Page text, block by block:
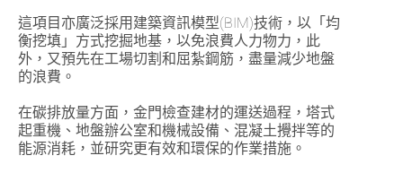
這項目亦廣泛採用建築資訊模型(BIM)技術，以「均
衡挖填」方式挖掘地基，以免浪費人力物力，此
外，又預先在工場切割和屈紮鋼筋，盡量減少地盤
的浪費。
在碳排放量方面，金門檢查建材的運送過程，塔式
起重機、地盤辦公室和機械設備、混凝土攪拌等的
能源消耗，並研究更有效和環保的作業措施。